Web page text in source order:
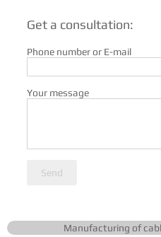
Get a consultation:
Phone number or E-mail
Your message
Send
Manufacturing of